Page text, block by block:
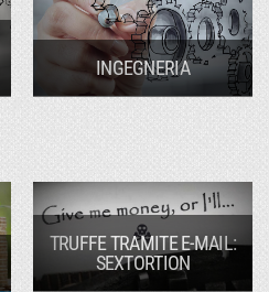
INGEGNERIA
TRUFFE TRAMITE E-MAIL:
SEXTORTION